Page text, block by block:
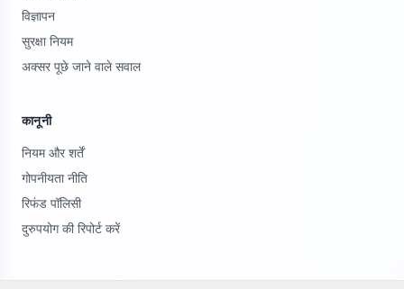
विज्ञापन
सुरक्षा नियम
अक्सर पूछे जाने वाले सवाल
कानूनी
नियम और शर्तें
गोपनीयता नीति
रिफंड पॉलिसी
दुरुपयोग की रिपोर्ट करें